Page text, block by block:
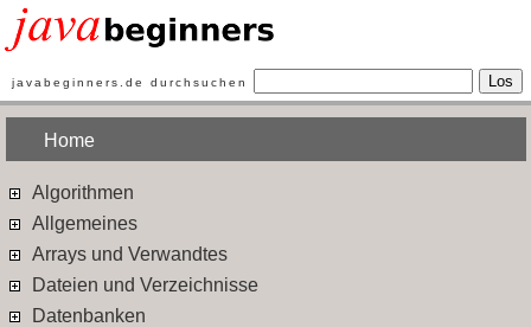
javabeginners.de durchsuchen Los
Home
Algorithmen
Allgemeines
Arrays und Verwandtes
Dateien und Verzeichnisse
Datenbanken